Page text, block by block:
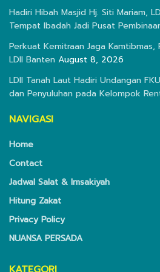
Hadiri Hibah Masjid Hj. Siti Mariam,
Tempat Ibadah Jadi Pusat
Perkuat Kemitraan Jaga Kamtibmas,
LDII Banten August 8, 2026
LDII Tanah Laut Hadiri Undangan
dan Penyuluhan pada Kelompok
NAVIGASI
Home
Contact
Jadwal Salat & Imsakiyah
Hitung Zakat
Privacy Policy
NUANSA PERSADA